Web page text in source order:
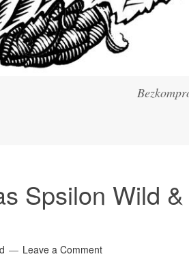
Spsilon Wild
Leave a Comment